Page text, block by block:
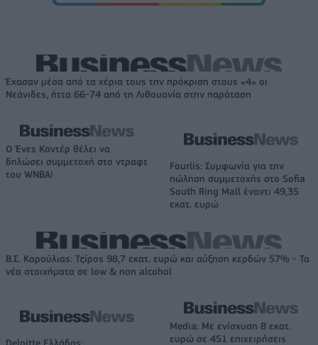
Έχασαν μέσα από τα χέρια τους την πρόκριση στους «4» οι
Νεάνιδες, ήττα 66-74 από τη Λιθουανία στην παράταση
Ο Ένες Καντέρ θέλει να
δηλώσει συμμετοχή στο ντραφτ
του WNBA!
Fourlis: Συμφωνία για την
πώληση συμμετοχής στο Sofia
South Ring Mall έναντι 49,35
εκατ. ευρώ
Β.Σ. Καρούλιας: Τζίρος 98,7 εκατ. ευρώ και αύξηση κερδών 57% - Τα
νέα στοιχήματα σε low & non alcohol
Media: Με ενίσχυση 8 εκατ.
ευρώ σε 451 επιχειρήσεις